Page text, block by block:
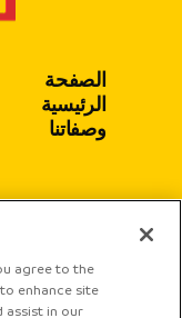
الصفحة
الرئيسية
وصفاتنا
agree to the
enhance site
assist in our